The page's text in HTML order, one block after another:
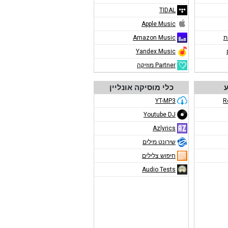
TIDAL
Apple Music
Amazon Music
Yandex.Music
Partner מוזיקה
כלי מוסיקה אונליין
YT-MP3
Youtube DJ
Azlyrics
שירונט מילים
חיפוש צלילים
Audio Tests